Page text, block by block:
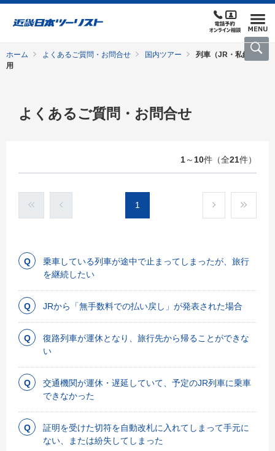
ホーム よくあるご質問・お問合せ 国内ツアー
列車（JR・私鉄）利
用
よくあるご質問・お問合せ
1～ 10件（全21件）
1
乗車している列車が途中で止まってしまったが、旅行
を継続したい
JRから「無手数料での払い戻し」が発表された場合
復路列車が運休となり、旅行先から帰ることができな
い
交通機関が運休・遅延していて、予定のJR列車に乗車
できなかった
証明を受けた切符を自動改札に入れてしまって手元に
ない、または紛失してしまった